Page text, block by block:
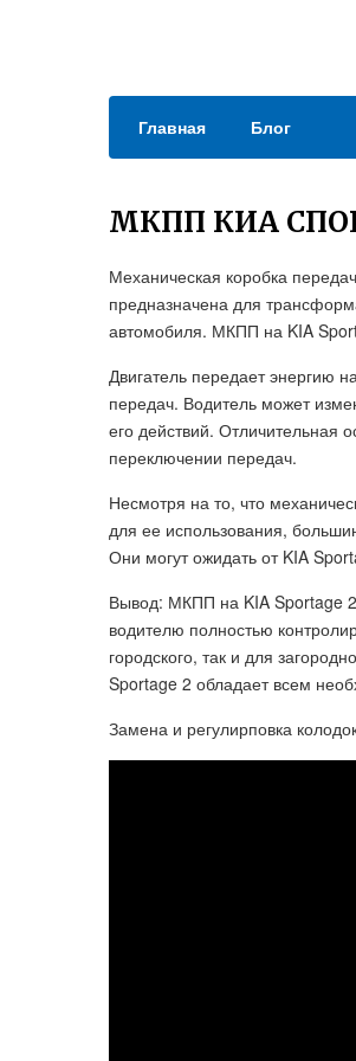
Главная Блог
МКПП КИА
Механическая коробка
предназначена для
автомобиля. МКПП на KIA
Двигатель передает энергию
передач. Водитель может
его действий. Отличительная
переключении передач.
Несмотря на то, что
для ее использования,
Они могут ожидать от KIA
Вывод: МКПП на KIA Sportage 2
водителю полностью
городского, так и для
Sportage 2 обладает всем
Замена и регулирповка